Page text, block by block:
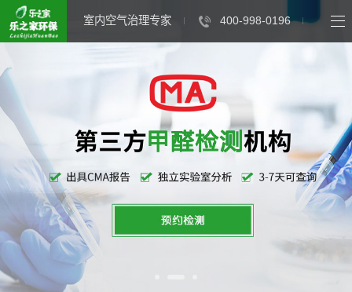
室内空气治理专家 400-998-0196